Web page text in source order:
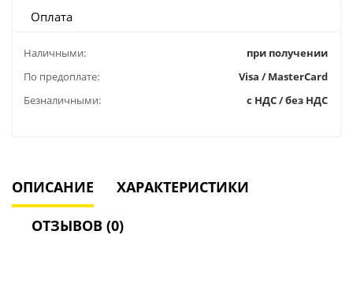
Оплата
Наличными:
при получении
По предоплате:
Visa / MasterCard
Безналичными:
с НДС / без НДС
ОПИСАНИЕ ХАРАКТЕРИСТИКИ
ОТЗЫВОВ (0)